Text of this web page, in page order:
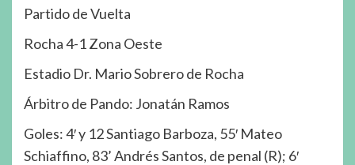
Partido de Vuelta
Rocha 4-1 Zona Oeste
Estadio Dr. Mario Sobrero de Rocha
Árbitro de Pando: Jonatán Ramos
Goles: 4′ y 12 Santiago Barboza, 55′ Mateo
Schiaffino, 83’ Andrés Santos, de penal (R); 6′